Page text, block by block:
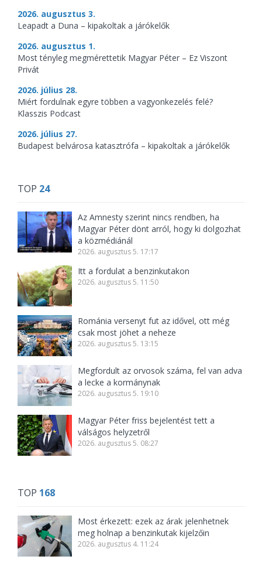
2026. augusztus 3.
Leapadt a Duna – kipakoltak a járókelők
2026. augusztus 1.
Most tényleg megmérettetik Magyar Péter – Ez Viszont
Privát
2026. július 28.
Miért fordulnak egyre többen a vagyonkezelés felé?
Klasszis Podcast
2026. július 27.
Budapest belvárosa katasztrófa – kipakoltak a járókelők
TOP 24
Az Amnesty szerint nincs rendben, ha
Magyar Péter dönt arról, hogy ki dolgozhat
a közmédiánál
2026. augusztus 5. 17:17
Itt a fordulat a benzinkutakon
2026. augusztus 5. 11:50
Románia versenyt fut az idővel, ott még
csak most jöhet a neheze
2026. augusztus 5. 13:15
Megfordult az orvosok száma, fel van adva
a lecke a kormánynak
2026. augusztus 5. 19:10
Magyar Péter friss bejelentést tett a
válságos helyzetről
2026. augusztus 5. 08:27
TOP 168
Most érkezett: ezek az árak jelenhetnek
meg holnap a benzinkutak kijelzőin
2026. augusztus 4. 11:24